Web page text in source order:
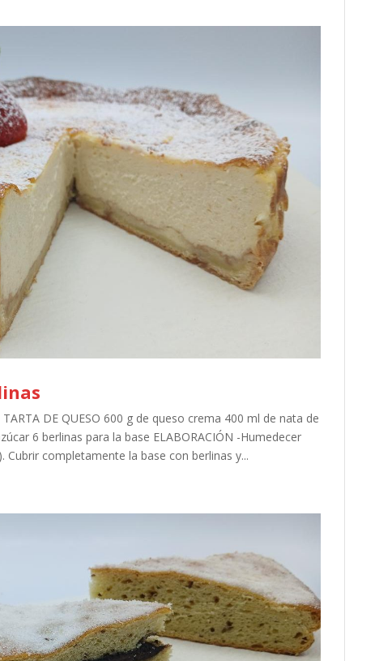
DE QUESO 600 g de queso crema 400 ml de nata de
6 berlinas para la base ELABORACIÓN -Humedecer
completamente la base con berlinas y...